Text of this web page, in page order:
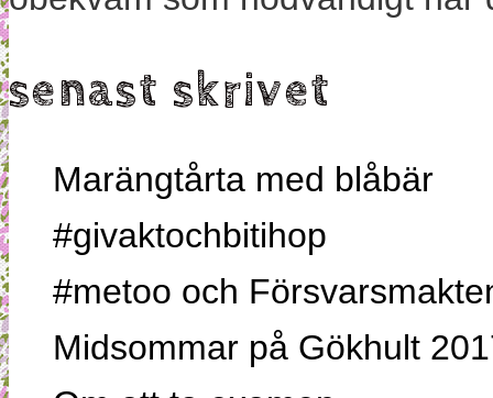
senast skrivet
Marängtårta med blåbär
#givaktochbitihop
#metoo och
Midsommar på Gökhult